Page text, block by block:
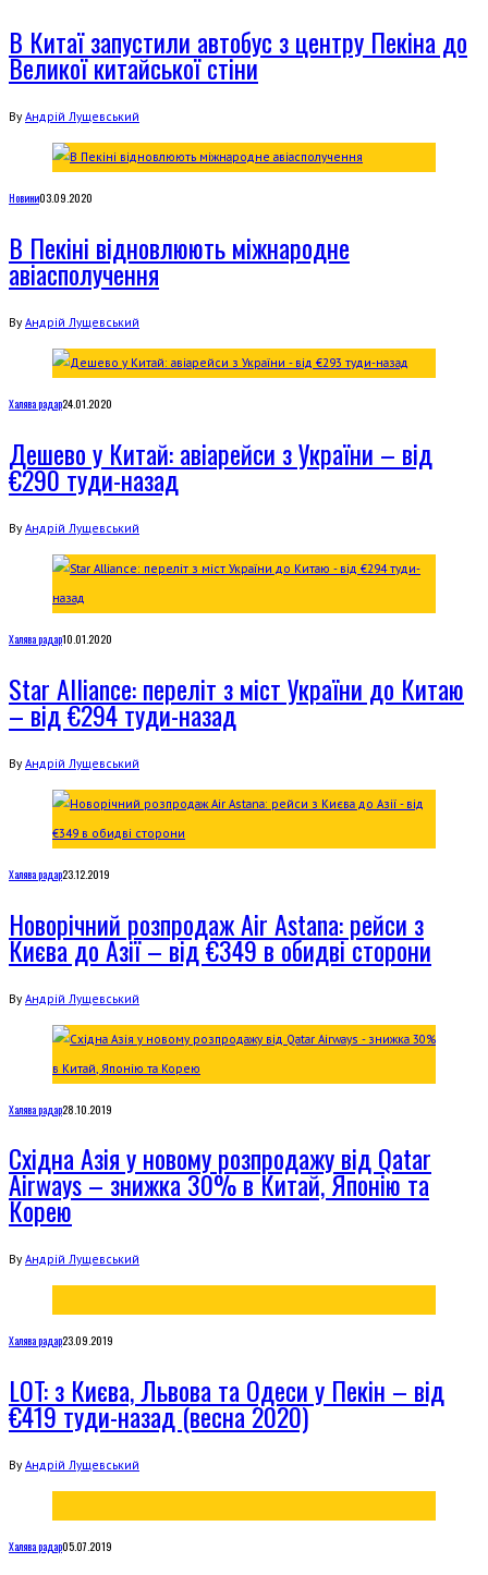
В Китаї запустили автобус з центру Пекіна до
Великої китайської стіни
By Андрій Лущевський
Новини03.09.2020
В Пекіні відновлюють міжнародне
авіасполучення
By Андрій Лущевський
Халява радар24.01.2020
Дешево у Китай: авіарейси з України – від
€290 туди-назад
By Андрій Лущевський
Халява радар10.01.2020
Star Alliance: переліт з міст України до Китаю
– від €294 туди-назад
By Андрій Лущевський
Халява радар23.12.2019
Новорічний розпродаж Air Astana: рейси з
Києва до Азії – від €349 в обидві сторони
By Андрій Лущевський
Халява радар28.10.2019
Cхідна Азія у новому розпродажу від Qatar
Airways – знижка 30% в Китай, Японію та
Корею
By Андрій Лущевський
Халява радар23.09.2019
LOT: з Києва, Львова та Одеси у Пекін – від
€419 туди-назад (весна 2020)
By Андрій Лущевський
Халява радар05.07.2019